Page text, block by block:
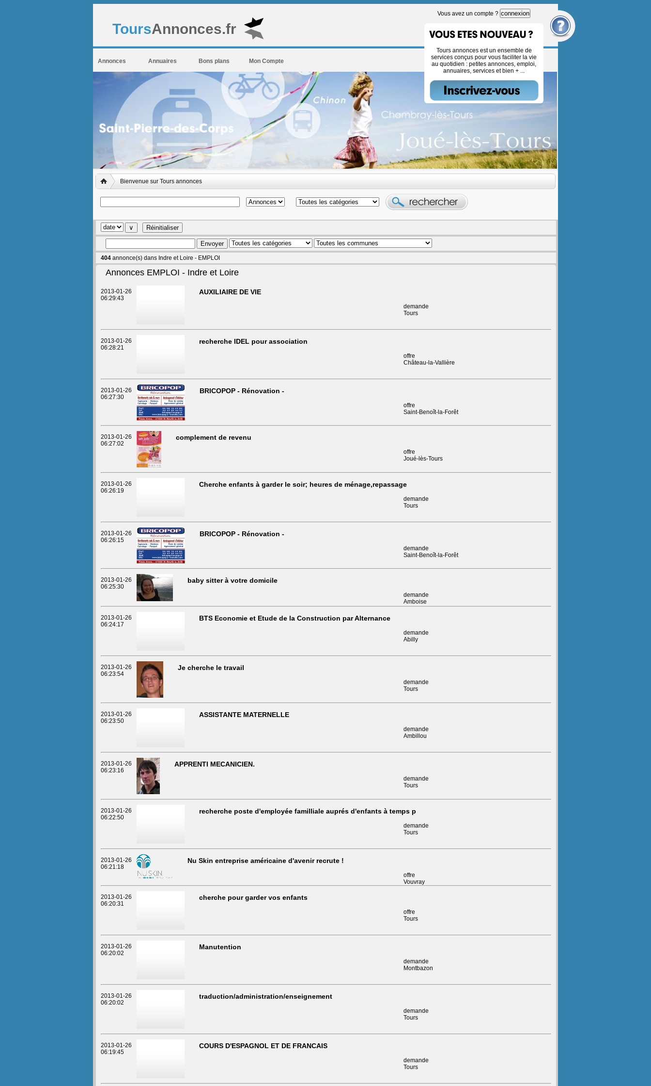
ToursAnnonces.fr
Tours annonces est un ensemble de
services conçus pour vous faciliter la vie
au quotidien : petites annonces, emploi,
annuaires, services et bien + ...
Vous avez un compte ? connexion
Annonces Annuaires Bons plans Mon Compte
Bienvenue sur Tours annonces
404 annonce(s) dans Indre et Loire - EMPLOI
Annonces EMPLOI - Indre et Loire
2013-01-26
06:29:43
AUXILIAIRE DE VIE
demande
Tours
2013-01-26
06:28:21
recherche IDEL pour association
offre
Château-la-Vallière
2013-01-26
06:27:30
BRICOPOP - Rénovation -
offre
Saint-Benoît-la-Forêt
2013-01-26
06:27:02
complement de revenu
offre
Joué-lès-Tours
2013-01-26
06:26:19
Cherche enfants à garder le soir; heures de ménage,repassage
demande
Tours
2013-01-26
06:26:15
BRICOPOP - Rénovation -
demande
Saint-Benoît-la-Forêt
2013-01-26
06:25:30
baby sitter à votre domicile
demande
Amboise
2013-01-26
06:24:17
BTS Economie et Etude de la Construction par Alternance
demande
Abilly
2013-01-26
06:23:54
Je cherche le travail
demande
Tours
2013-01-26
06:23:50
ASSISTANTE MATERNELLE
demande
Ambillou
2013-01-26
06:23:16
APPRENTI MECANICIEN.
demande
Tours
2013-01-26
06:22:50
recherche poste d'employée familliale auprés d'enfants à temps p
demande
Tours
2013-01-26
06:21:18
Nu Skin entreprise américaine d'avenir recrute !
offre
Vouvray
2013-01-26
06:20:31
cherche pour garder vos enfants
offre
Tours
2013-01-26
06:20:02
Manutention
demande
Montbazon
2013-01-26
06:20:02
traduction/administration/enseignement
demande
Tours
2013-01-26
06:19:45
COURS D'ESPAGNOL ET DE FRANCAIS
demande
Tours